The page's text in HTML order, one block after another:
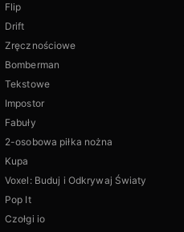
Flip
Drift
Zręcznościowe
Bomberman
Tekstowe
Impostor
Fabuły
2-osobowa piłka nożna
Kupa
Voxel: Buduj i Odkrywaj Światy
Pop It
Czołgi io